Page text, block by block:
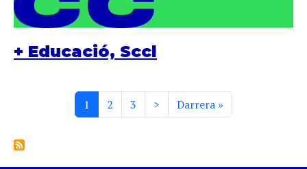
+ Educació, Sccl
Paginació
Pàgina actual
1 Page
2 Page
3 Pàgina següent
> Última pàgina
Darrera »